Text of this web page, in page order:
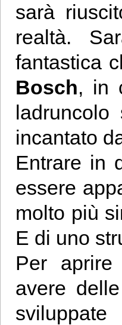
sarà
realtà.
fantastica
Bosch, in
incantato
Entrare in
essere
molto più
E di uno
Per aprire
avere